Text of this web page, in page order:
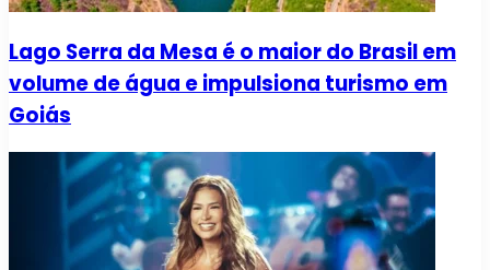
Lago Serra da Mesa é o maior do Brasil em
volume de água e impulsiona turismo em
Goiás